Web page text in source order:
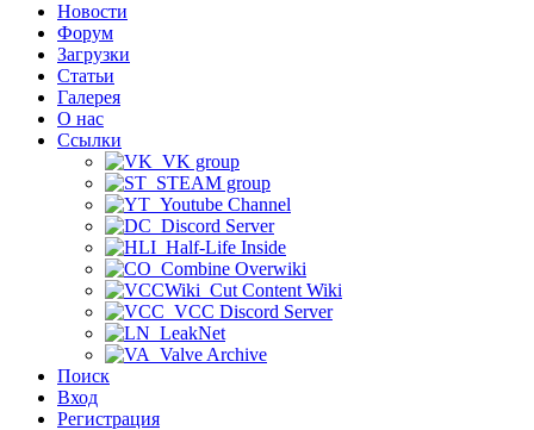
Новости
Форум
Загрузки
Статьи
Галерея
О нас
Ссылки
VK group
STEAM group
Youtube Channel
Discord Server
Half-Life Inside
Combine Overwiki
Cut Content Wiki
VCC Discord Server
LeakNet
Valve Archive
Поиск
Вход
Регистрация